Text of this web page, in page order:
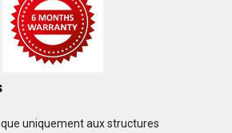
uniquement aux structures